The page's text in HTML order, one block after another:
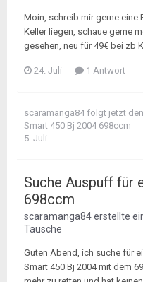
Moin, schreib mir gerne eine
Keller liegen, schaue gerne
gesehen, neu für 49€ bei zb
24. Juli 1 Antwort
scaramanga84folgt jetzt
Smart 450 Bj 2004 698ccm
5. Juli
Suche Auspuff für
698ccm
scaramanga84erstellte
Tausche
Guten Abend, ich suche für
Smart 450 Bj 2004 mit dem